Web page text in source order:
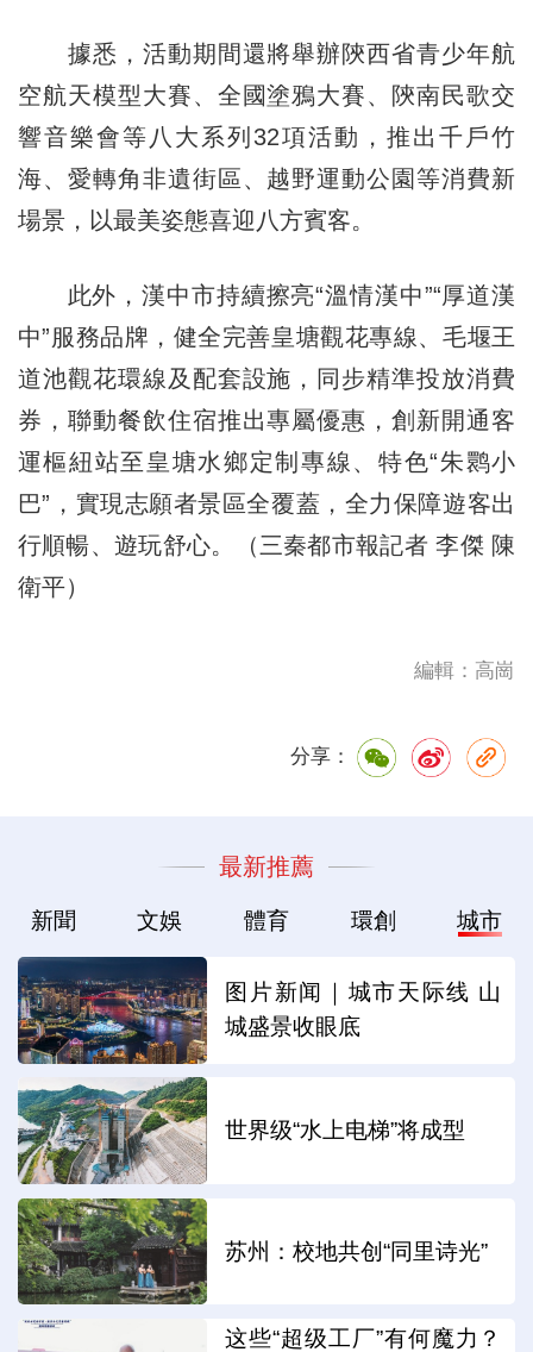
據悉，活動期間還將舉辦陝西省青少年航
空航天模型大賽、全國塗鴉大賽、陝南民歌交
響音樂會等八大系列32項活動，推出千戶竹
海、愛轉角非遺街區、越野運動公園等消費新
場景，以最美姿態喜迎八方賓客。
此外，漢中市持續擦亮“溫情漢中”“厚道漢
中”服務品牌，健全完善皇塘觀花專線、毛堰王
道池觀花環線及配套設施，同步精準投放消費
券，聯動餐飲住宿推出專屬優惠，創新開通客
運樞紐站至皇塘水鄉定制專線、特色“朱鹮小
巴”，實現志願者景區全覆蓋，全力保障遊客出
行順暢、遊玩舒心。（三秦都市報記者 李傑 陳
衛平）
編輯：高崗
分享：
最新推薦
新聞 文娛 體育 環創 城市
图片新闻｜城市天际线 山
城盛景收眼底
世界级“水上电梯”将成型
苏州：校地共创“同里诗光”
这些“超级工厂”有何魔力？